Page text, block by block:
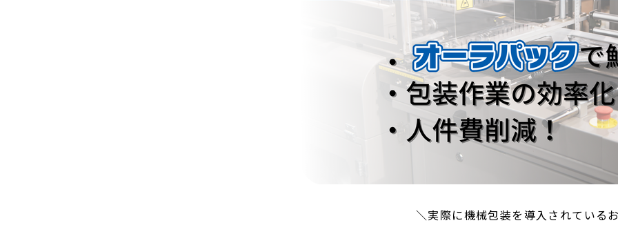
＼実際に機械包装を導入されている